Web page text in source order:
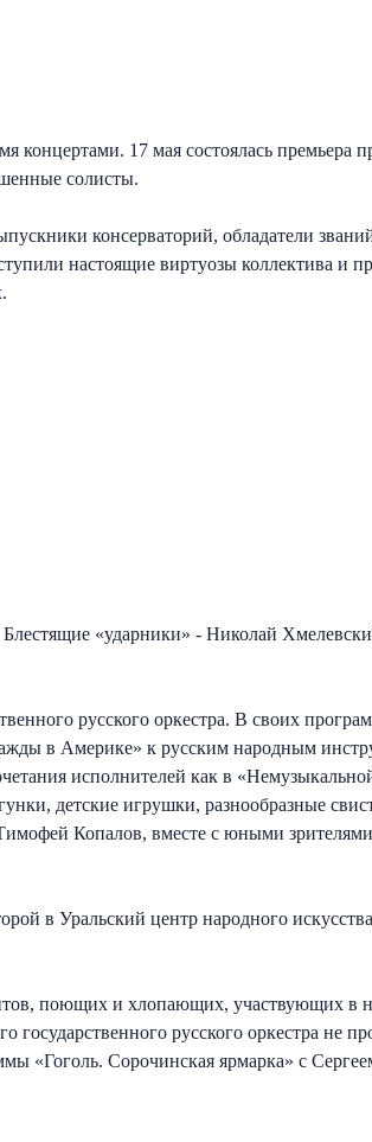
концертами. 17 мая состоялась премьера
солисты.
консерваторий, обладатели
настоящие виртуозы коллектива и
«ударники» - Николай
русского оркестра. В своих
в Америке» к русским народным
исполнителей как в
детские игрушки, разнообразные
Копалов, вместе с юными
в Уральский центр народного
поющих и хлопающих, участвующих в
русского оркестра не
«Гоголь. Сорочинская ярмарка» с